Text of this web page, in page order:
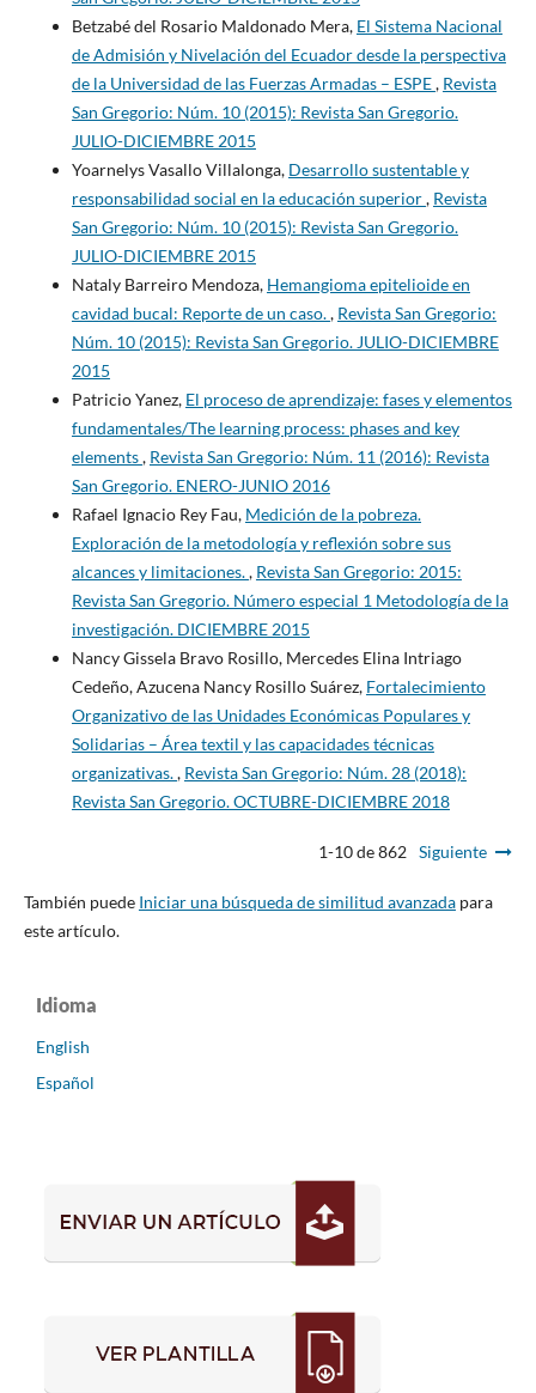
Betzabé del Rosario Maldonado Mera, El Sistema Nacional
de Admisión y Nivelación del Ecuador desde la perspectiva
de la Universidad de las Fuerzas Armadas – ESPE, Revista
San Gregorio: Núm. 10 (2015): Revista San Gregorio.
JULIO-DICIEMBRE 2015
Yoarnelys Vasallo Villalonga, Desarrollo sustentable y
responsabilidad social en la educación superior, Revista
San Gregorio: Núm. 10 (2015): Revista San Gregorio.
JULIO-DICIEMBRE 2015
Nataly Barreiro Mendoza, Hemangioma epitelioide en
cavidad bucal: Reporte de un caso., Revista San Gregorio:
Núm. 10 (2015): Revista San Gregorio. JULIO-DICIEMBRE
2015
Patricio Yanez, El proceso de aprendizaje: fases y elementos
fundamentales/The learning process: phases and key
elements, Revista San Gregorio: Núm. 11 (2016): Revista
San Gregorio. ENERO-JUNIO 2016
Rafael Ignacio Rey Fau, Medición de la pobreza.
Exploración de la metodología y reflexión sobre sus
alcances y limitaciones., Revista San Gregorio: 2015:
Revista San Gregorio. Número especial 1 Metodología de la
investigación. DICIEMBRE 2015
Nancy Gissela Bravo Rosillo, Mercedes Elina Intriago
Cedeño, Azucena Nancy Rosillo Suárez, Fortalecimiento
Organizativo de las Unidades Económicas Populares y
Solidarias – Área textil y las capacidades técnicas
organizativas., Revista San Gregorio: Núm. 28 (2018):
Revista San Gregorio. OCTUBRE-DICIEMBRE 2018
1-10 de 862 Siguiente
También puede Iniciar una búsqueda de similitud avanzadapara
este artículo.
Idioma
English
Español